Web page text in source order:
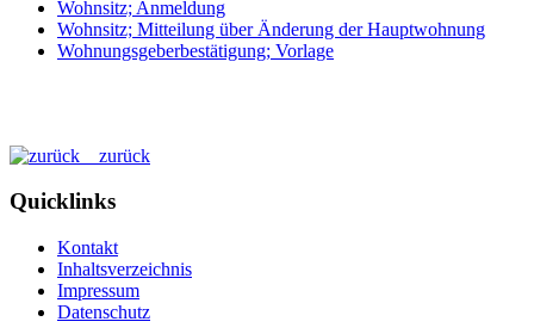
Wohnsitz; Anmeldung
Wohnsitz; Mitteilung über Änderung der Hauptwohnung
Wohnungsgeberbestätigung; Vorlage
zurück
Quicklinks
Kontakt
Inhaltsverzeichnis
Impressum
Datenschutz